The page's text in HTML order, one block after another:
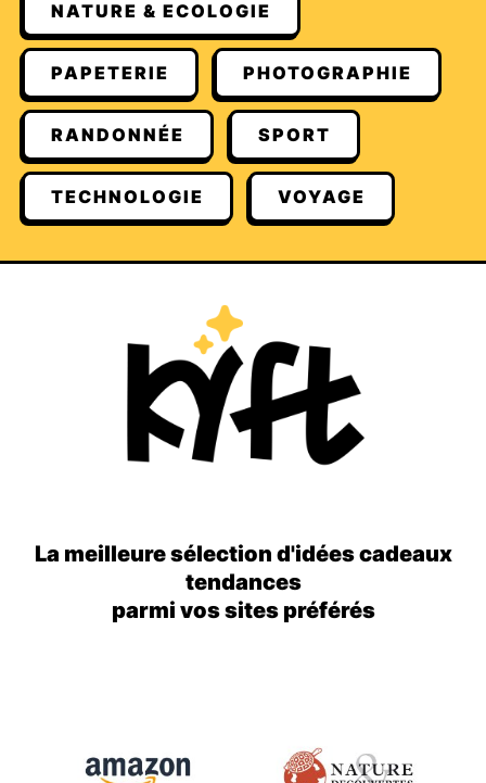
NATURE & ECOLOGIE
PAPETERIE PHOTOGRAPHIE
RANDONNÉE SPORT
TECHNOLOGIE VOYAGE
La meilleure sélection d'idées cadeaux
tendances
parmi vos sites préférés